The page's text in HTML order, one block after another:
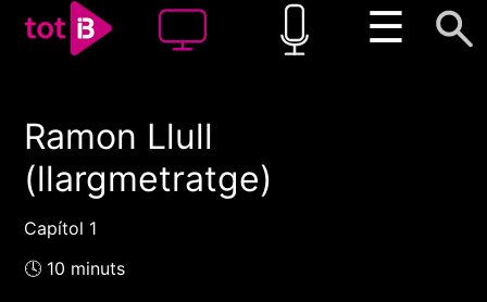
☰
00:00 00:00
1x
Ramon Llull
(llargmetratge)
Capítol 1
🕓 10 minuts